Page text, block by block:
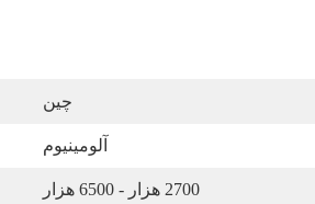
چین
آلومینیوم
2700 هزار - 6500 هزار